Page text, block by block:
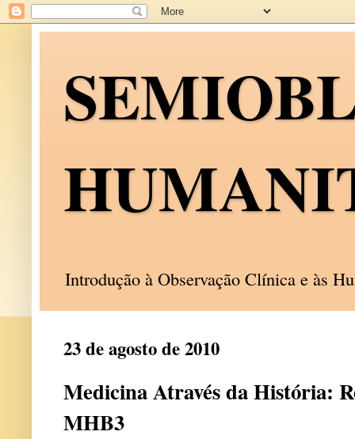
Introdução à Observação Clínica e às
23 de agosto de 2010
Medicina Através da História:
MHB3